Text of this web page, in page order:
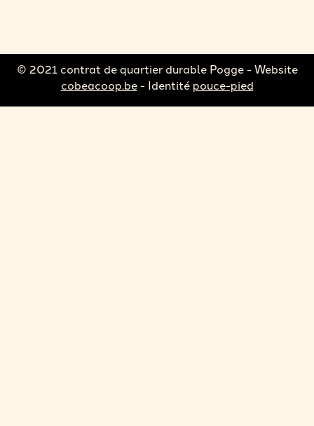
© 2021 contrat de quartier durable Pogge - Website
cobeacoop.be- Identité pouce-pied